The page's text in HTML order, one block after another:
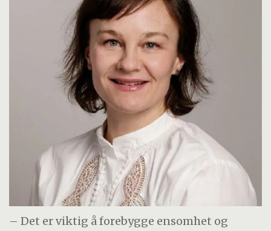
– Det er viktig å forebygge ensomhet og